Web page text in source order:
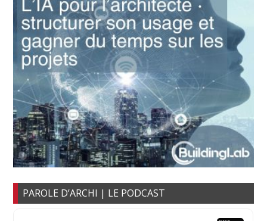
PAROLE D’ARCHI | LE PODCAST